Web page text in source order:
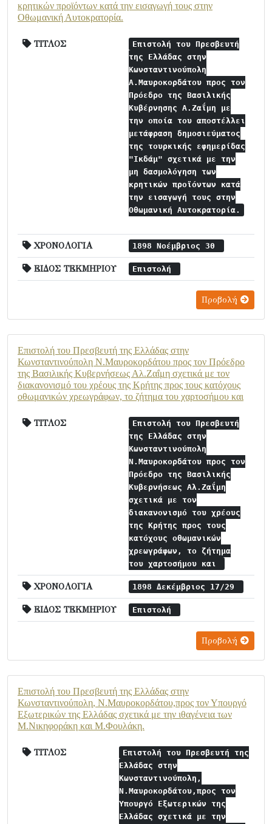
κρητικών προϊόντων κατά την εισαγωγή τους στην
Οθωμανική Αυτοκρατορία.
ΤΙΤΛΟΣ
Επιστολή του Πρεσβευτή
της Ελλάδας στην
Κωνσταντινούπολη
Α.Μαυροκορδάτου προς τον
Πρόεδρο της Βασιλικής
Κυβέρνησης Α.Ζαΐμη με
την οποία του αποστέλλει
μετάφραση δημοσιεύματος
της τουρκικής εφημερίδας
"Ικδάμ" σχετικά με την
μη δασμολόγηση των
κρητικών προϊόντων κατά
την εισαγωγή τους στην
Οθωμανική Αυτοκρατορία.
ΧΡΟΝΟΛΟΓΙΑ 1898 Νοέμβριος 30
ΕΙΔΟΣ ΤΕΚΜΗΡΙΟΥ Επιστολή
Προβολή
Επιστολή του Πρεσβευτή της Ελλάδας στην
Κωνσταντινούπολη Ν.Μαυροκορδάτου προς τον Πρόεδρο
της Βασιλικής Κυβερνήσεως Αλ.Ζαΐμη σχετικά με τον
διακανονισμό του χρέους της Κρήτης προς τους κατόχους
οθωμανικών χρεωγράφων, το ζήτημα του χαρτοσήμου και
ΤΙΤΛΟΣ
Επιστολή του Πρεσβευτή
της Ελλάδας στην
Κωνσταντινούπολη
Ν.Μαυροκορδάτου προς τον
Πρόεδρο της Βασιλικής
Κυβερνήσεως Αλ.Ζαΐμη
σχετικά με τον
διακανονισμό του χρέους
της Κρήτης προς τους
κατόχους οθωμανικών
χρεωγράφων, το ζήτημα
του χαρτοσήμου και
ΧΡΟΝΟΛΟΓΙΑ 1898 Δεκέμβριος 17/29
ΕΙΔΟΣ ΤΕΚΜΗΡΙΟΥ Επιστολή
Προβολή
Επιστολή του Πρεσβευτή της Ελλάδας στην
Κωνσταντινούπολη, Ν.Μαυροκορδάτου,προς τον Υπουργό
Εξωτερικών της Ελλάδας σχετικά με την ιθαγένεια των
Μ.Νικηφοράκη και Μ.Φουλάκη.
ΤΙΤΛΟΣ
Επιστολή του Πρεσβευτή της
Ελλάδας στην
Κωνσταντινούπολη,
Ν.Μαυροκορδάτου,προς τον
Υπουργό Εξωτερικών της
Ελλάδας σχετικά με την